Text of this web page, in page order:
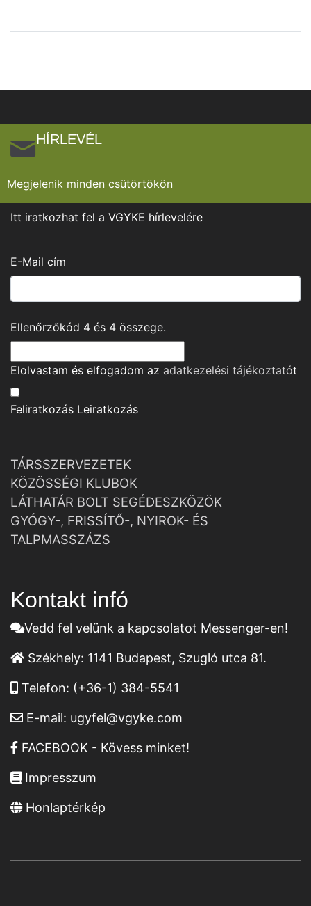
HÍRLEVÉL
Megjelenik minden csütörtökön
Itt iratkozhat fel a VGYKE hírlevelére
E-Mail cím
Ellenőrzőkód 4 és 4 összege.
Elolvastam és elfogadom az adatkezelési tájékoztatót
Feliratkozás Leiratkozás
TÁRSSZERVEZETEK
KÖZÖSSÉGI KLUBOK
LÁTHATÁR BOLT SEGÉDESZKÖZÖK
GYÓGY-, FRISSÍTŐ-, NYIROK- ÉS
TALPMASSZÁZS
Kontakt infó
Vedd fel velünk a kapcsolatot Messenger-en!
Székhely: 1141 Budapest, Szugló utca 81.
Telefon: (+36-1) 384-5541
E-mail: ugyfel@vgyke.com
FACEBOOK - Kövess minket!
Impresszum
Honlaptérkép